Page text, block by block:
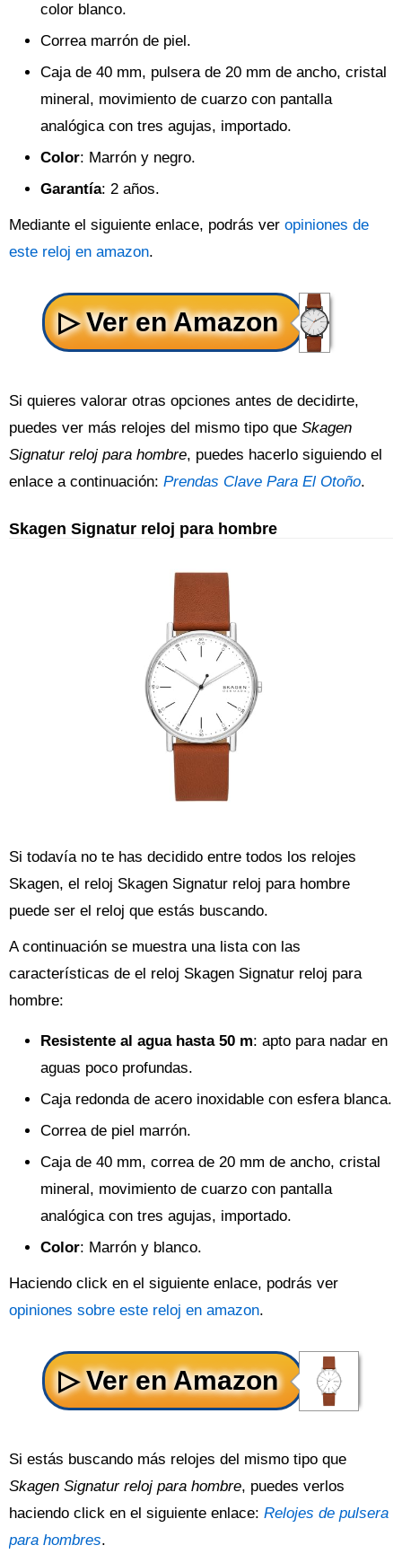
color blanco.
Correa marrón de piel.
Caja de 40 mm, pulsera de 20 mm de ancho, cristal
mineral, movimiento de cuarzo con pantalla
analógica con tres agujas, importado.
Color: Marrón y negro.
Garantía: 2 años.
Mediante el siguiente enlace, podrás ver opiniones de
este reloj en amazon.
Si quieres valorar otras opciones antes de decidirte,
puedes ver más relojes del mismo tipo que Skagen
Signatur reloj para hombre, puedes hacerlo siguiendo el
enlace a continuación: Prendas Clave Para El Otoño.
Skagen Signatur reloj para hombre
Si todavía no te has decidido entre todos los relojes
Skagen, el reloj Skagen Signatur reloj para hombre
puede ser el reloj que estás buscando.
A continuación se muestra una lista con las
características de el reloj Skagen Signatur reloj para
hombre:
Resistente al agua hasta 50 m: apto para nadar en
aguas poco profundas.
Caja redonda de acero inoxidable con esfera blanca.
Correa de piel marrón.
Caja de 40 mm, correa de 20 mm de ancho, cristal
mineral, movimiento de cuarzo con pantalla
analógica con tres agujas, importado.
Color: Marrón y blanco.
Haciendo click en el siguiente enlace, podrás ver
opiniones sobre este reloj en amazon.
Si estás buscando más relojes del mismo tipo que
Skagen Signatur reloj para hombre, puedes verlos
haciendo click en el siguiente enlace: Relojes de pulsera
para hombres.